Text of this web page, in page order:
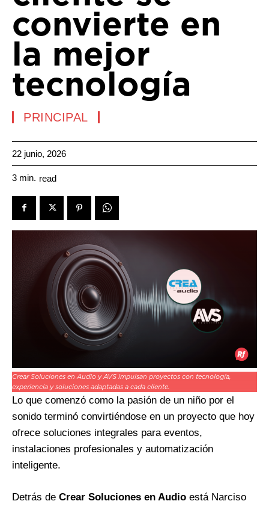
convierte en
la mejor
tecnología
PRINCIPAL
22 junio, 2026
3 min. read
Crear Soluciones en Audio y AVS impulsan proyectos con tecnología,
experiencia y soluciones adaptadas a cada cliente.
Lo que comenzó como la pasión de un niño por el
sonido terminó convirtiéndose en un proyecto que hoy
ofrece soluciones integrales para eventos,
instalaciones profesionales y automatización
inteligente.
Detrás de Crear Soluciones en Audio está Narciso